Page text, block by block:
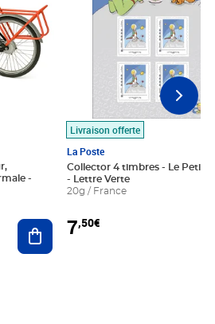
Ajouter au panier
Livraison offerte
La Poste
Collector 4 timbres - Le Petit
- Lettre Verte
20g / France
7,50€